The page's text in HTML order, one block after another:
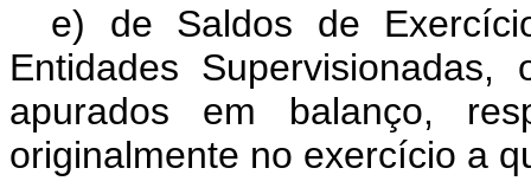
e) de Saldos de
Entidades
apurados em balanço,
originalmente no exercício a